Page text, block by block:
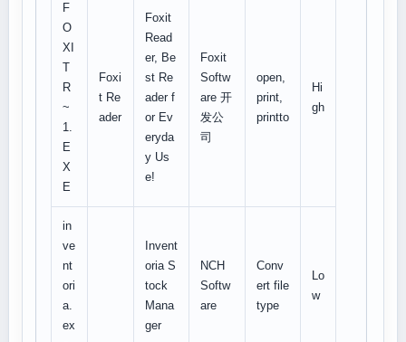
F
O
XI
T
R
~
1.
E
X
E
Foxi
t Re
ader
Foxit
Read
er, Be
st Re
ader f
or Ev
eryda
y Us
e!
Foxit
Softw
are 开
发公
司
open,
print,
printto
Hi
gh
in
ve
nt
ori
a.
ex
Invent
oria S
tock
Mana
ger
NCH
Softw
are
Conv
ert file
type
Lo
w